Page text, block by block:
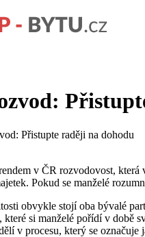
Přistupte raději na dohodu
v ČR rozvodovost,
Pokud se manželé
obvykle stojí oba bývalé
si manželé pořídí v době
v procesu, který se označuje